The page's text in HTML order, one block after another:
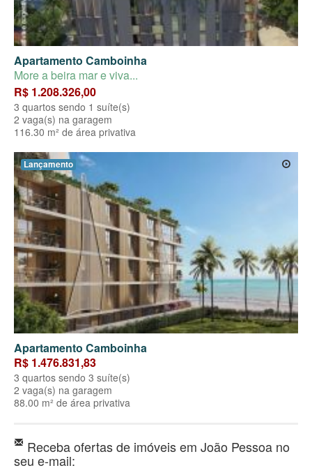
Apartamento Camboinha
More a beira mar e viva...
R$ 1.208.326,00
3 quartos sendo 1 suíte(s)
2 vaga(s) na garagem
116.30 m² de área privativa
Lançamento
Apartamento Camboinha
R$ 1.476.831,83
3 quartos sendo 3 suíte(s)
2 vaga(s) na garagem
88.00 m² de área privativa
Receba ofertas de imóveis em João Pessoa no
seu e-mail: